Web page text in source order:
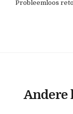
Probleemloos
Andere